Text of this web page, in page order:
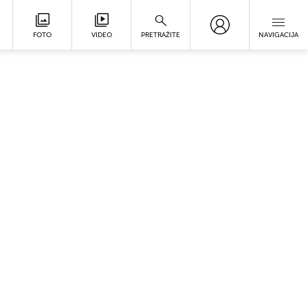
FOTO VIDEO PRETRAŽITE NAVIGACIJA